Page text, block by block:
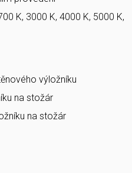
K, 3000 K, 4000 K, 5000 K,
výložníku
na stožár
na stožár